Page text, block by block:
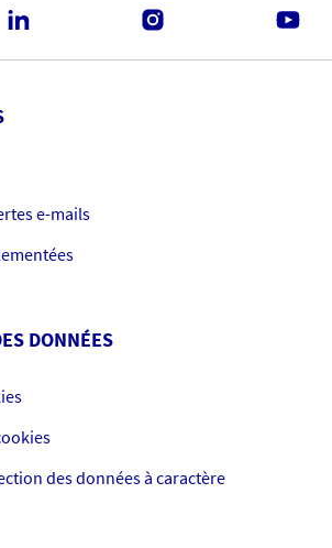
e-mails
DONNÉES
des données à caractère